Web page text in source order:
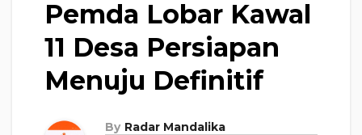
Pemda Lobar Kawal
11 Desa Persiapan
Menuju Definitif
By Radar Mandalika